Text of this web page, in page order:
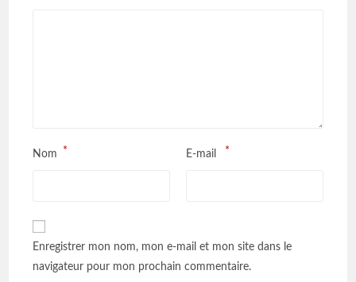
Nom * E-mail *
Enregistrer mon nom, mon e-mail et mon site dans le
navigateur pour mon prochain commentaire.